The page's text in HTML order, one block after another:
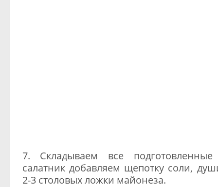
7. Складываем все
салатник добавляем щепотку соли,
2-3 столовых ложки майонеза.